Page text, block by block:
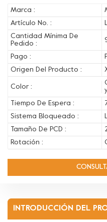
Marca :
Artículo No. :
Cantidad Mínima De
Pedido :
Pago :
Origen Del Producto :
Color :
Tiempo De Espera :
Sistema Bloqueado :
Tamaño De PCD :
Rotación :
INTRODUCCIÓN DEL